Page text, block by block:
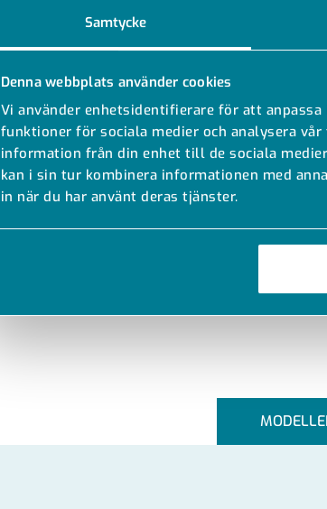
Samtycke
Denna webbplats använder cookies
Vi använder enhetsidentifierare för att
funktioner för sociala medier och analysera
information från din enhet till de sociala
kan i sin tur kombinera informationen med
in när du har använt deras tjänster.